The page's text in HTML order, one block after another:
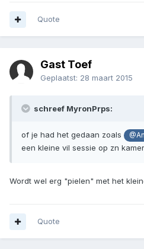
Quote
Gast Toef
Geplaatst: 28 maart 2015
schreef MyronPrps:
of je had het gedaan zoals
een kleine vil sessie op zn
Wordt wel erg "pielen" met het
Quote